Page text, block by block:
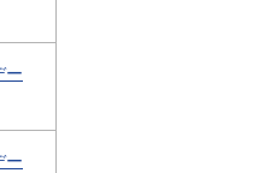
ー
ー